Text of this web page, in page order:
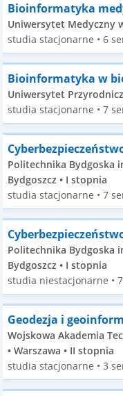
Bioinformatyka
Uniwersytet Medyczny
studia stacjonarne • 6
Bioinformatyka w
Uniwersytet
studia stacjonarne • 7
Politechnika Bydgoska
Bydgoszcz • I stopnia
studia stacjonarne • 7
Politechnika Bydgoska
Bydgoszcz • I stopnia
studia niestacjonarne •
Geodezja i
Wojskowa Akademia
• Warszawa • II stopnia
studia stacjonarne • 3